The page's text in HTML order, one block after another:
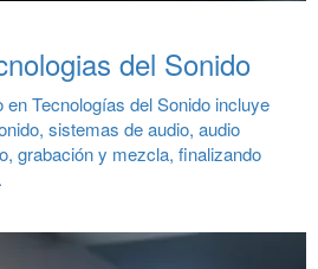
del Sonido
Tecnologías del Sonido incluye
sistemas de audio, audio
grabación y mezcla, finalizando